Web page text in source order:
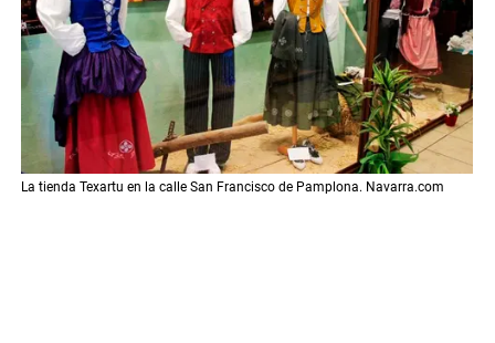
La tienda Texartu en la calle San Francisco de Pamplona. Navarra.com